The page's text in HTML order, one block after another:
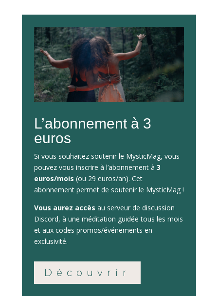
L’abonnement à 3
euros
Si vous souhaitez soutenir le MysticMag, vous
pouvez vous inscrire à l’abonnement à 3
euros/mois (ou 29 euros/an). Cet
abonnement permet de soutenir le MysticMag !
Vous aurez accès au serveur de discussion
Discord, à une méditation guidée tous les mois
et aux codes promos/événements en
exclusivité.
Découvrir